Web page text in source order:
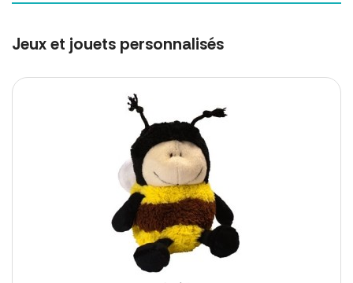
Jeux et jouets personnalisés